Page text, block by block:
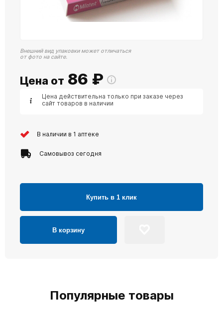
Внешний вид упаковки может отличаться
от фото на сайте.
Цена от 86 ₽
Цена действительна только при заказе через
сайт товаров в наличии
В наличии в 1 аптеке
Самовывоз сегодня
Купить в 1 клик
В корзину
Популярные товары